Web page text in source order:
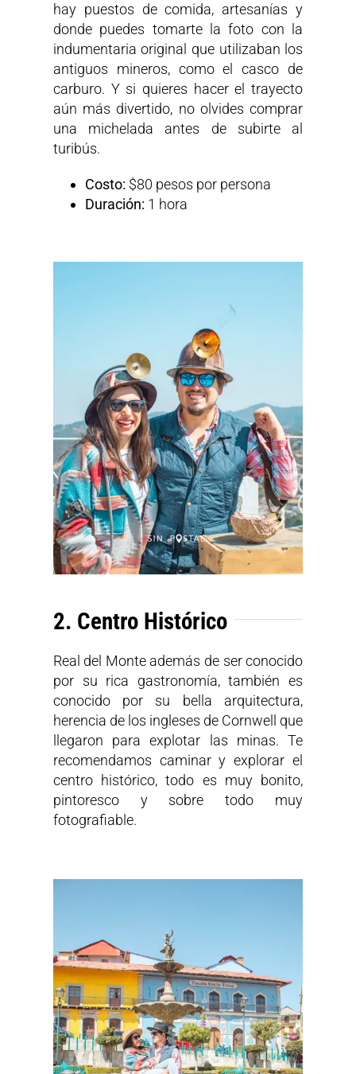
hay puestos de comida, artesanías y
donde puedes tomarte la foto con la
indumentaria original que utilizaban los
antiguos mineros, como el casco de
carburo. Y si quieres hacer el trayecto
aún más divertido, no olvides comprar
una michelada antes de subirte al
turibús.
Costo: $80 pesos por persona
Duración: 1 hora
2. Centro Histórico
Real del Monte además de ser conocido
por su rica gastronomía, también es
conocido por su bella arquitectura,
herencia de los ingleses de Cornwell que
llegaron para explotar las minas. Te
recomendamos caminar y explorar el
centro histórico, todo es muy bonito,
pintoresco y sobre todo muy
fotografiable.